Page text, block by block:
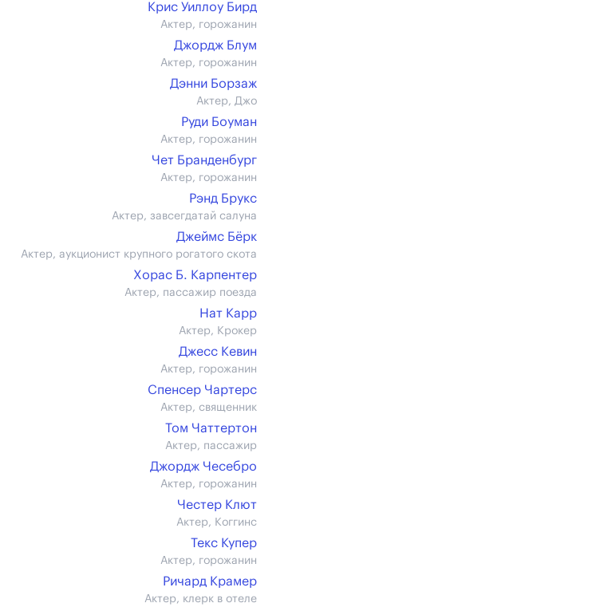
Крис Уиллоу Бирд
Актер, горожанин
Джордж Блум
Актер, горожанин
Дэнни Борзаж
Актер, Джо
Руди Боуман
Актер, горожанин
Чет Бранденбург
Актер, горожанин
Рэнд Брукс
Актер, завсегдатай салуна
Джеймс Бёрк
Актер, аукционист крупного рогатого скота
Хорас Б. Карпентер
Актер, пассажир поезда
Нат Карр
Актер, Крокер
Джесс Кевин
Актер, горожанин
Спенсер Чартерс
Актер, священник
Том Чаттертон
Актер, пассажир
Джордж Чесебро
Актер, горожанин
Честер Клют
Актер, Коггинс
Текс Купер
Актер, горожанин
Ричард Крамер
Актер, клерк в отеле